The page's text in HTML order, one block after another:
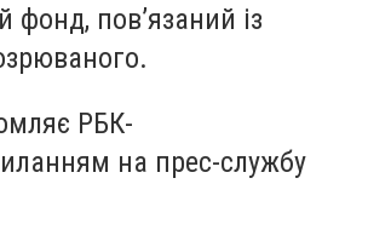
фонд, пов’язаний із
РБК-
на прес-службу